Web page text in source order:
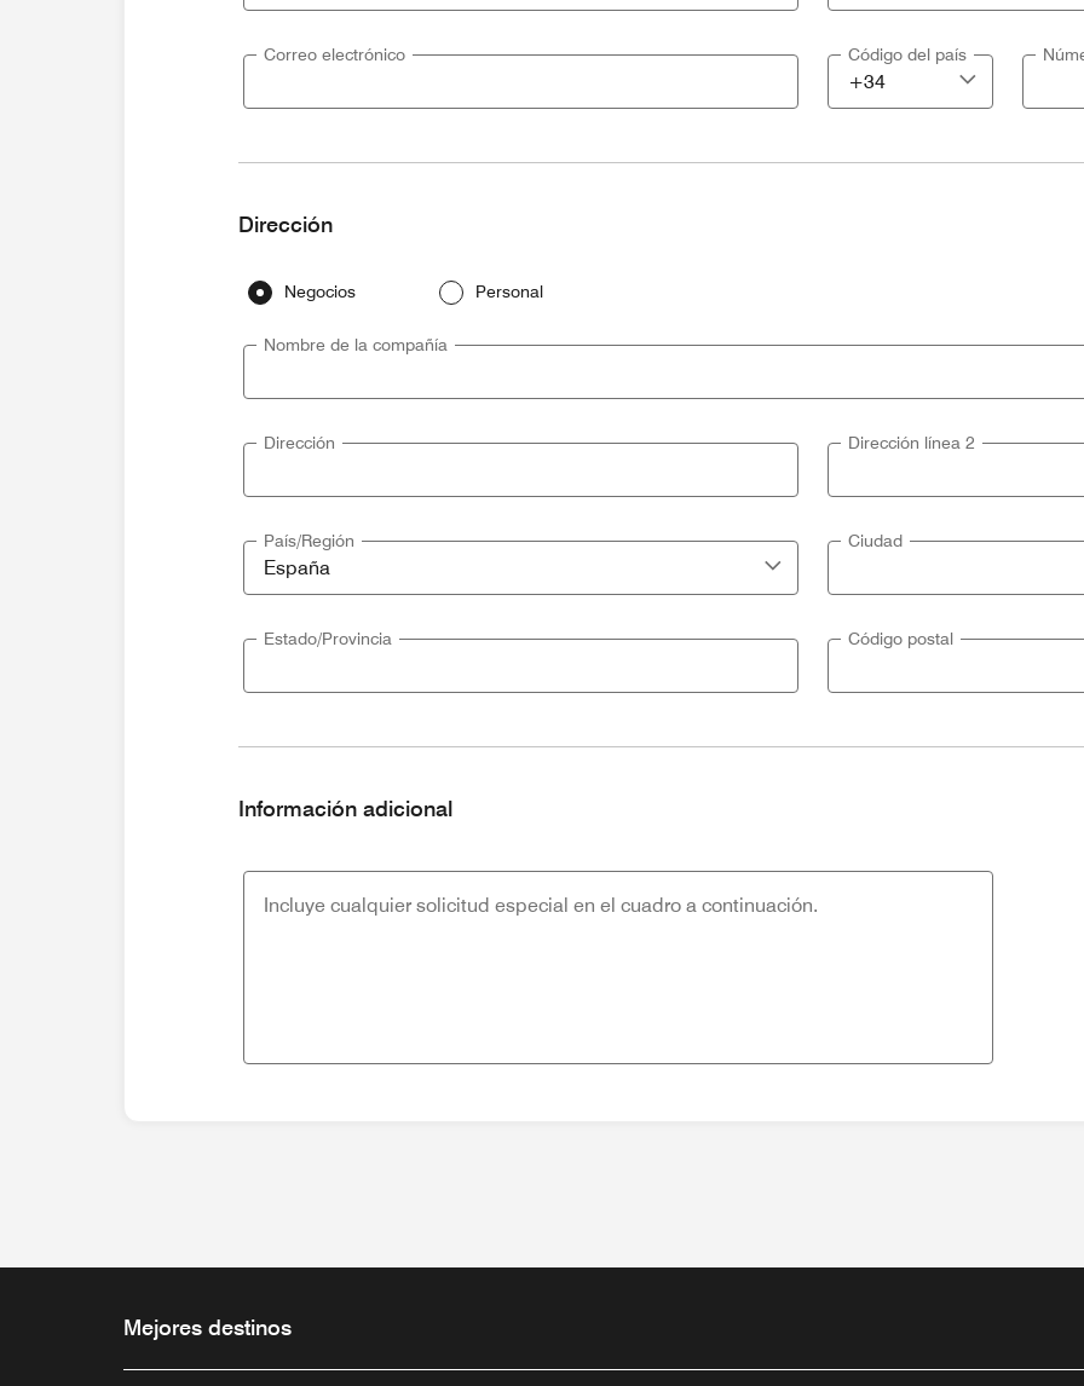
Correo electrónico Código del país
Dirección
Negocios Personal
Nombre de la compañía
Dirección Dirección línea 2
País/Región Ciudad
Estado/Provincia Código postal
Información adicional
Mejores destinos